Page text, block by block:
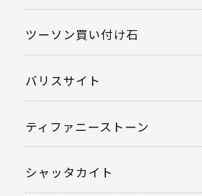
ツーソン買い付け石
バリスサイト
ティファニーストーン
シャッタカイト